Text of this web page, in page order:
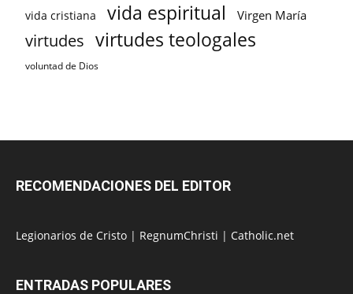
vida cristiana vida espiritual Virgen María
virtudes virtudes teologales
voluntad de Dios
RECOMENDACIONES DEL EDITOR
Legionarios de Cristo | RegnumChristi | Catholic.net
ENTRADAS POPULARES